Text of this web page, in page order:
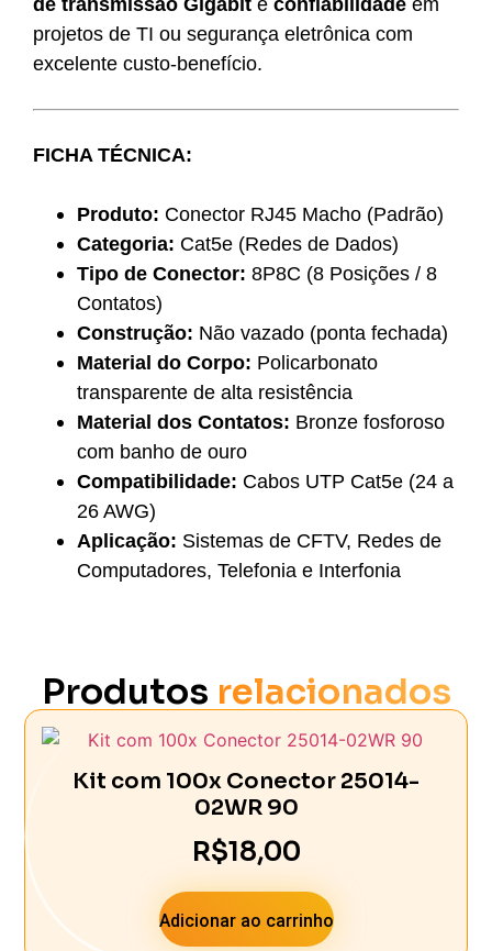
projetos de TI ou segurança eletrônica com
excelente custo-benefício.
FICHA TÉCNICA:
Produto: Conector RJ45 Macho (Padrão)
Categoria: Cat5e (Redes de Dados)
Tipo de Conector: 8P8C (8 Posições / 8
Contatos)
Construção: Não vazado (ponta fechada)
Material do Corpo: Policarbonato
transparente de alta resistência
Material dos Contatos: Bronze fosforoso
com banho de ouro
Compatibilidade: Cabos UTP Cat5e (24 a
26 AWG)
Aplicação: Sistemas de CFTV, Redes de
Computadores, Telefonia e Interfonia
Produtos relacionados
Kit com 100x Conector 25014-
02WR 90
R$18,00
Adicionar ao carrinho